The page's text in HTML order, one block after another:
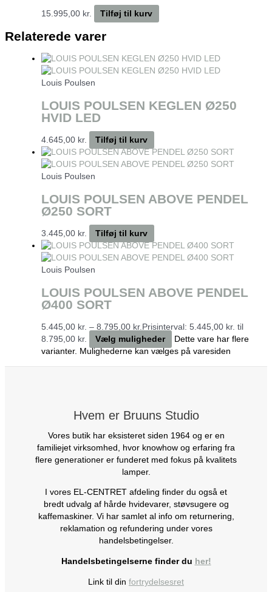
15.995,00 kr. Tilføj til kurv
Relaterede varer
Louis Poulsen
LOUIS POULSEN KEGLEN Ø250
HVID LED
4.645,00 kr. Tilføj til kurv
Louis Poulsen
LOUIS POULSEN ABOVE PENDEL
Ø250 SORT
3.445,00 kr. Tilføj til kurv
Louis Poulsen
LOUIS POULSEN ABOVE PENDEL
Ø400 SORT
5.445,00 kr. – 8.795,00 kr. Prisinterval: 5.445,00 kr. til
8.795,00 kr.
Vælg muligheder
Dette vare har flere
varianter. Mulighederne kan vælges på varesiden
Hvem er Bruuns Studio
Vores butik har eksisteret siden 1964 og er en
familiejet virksomhed, hvor knowhow og erfaring fra
flere generationer er funderet med fokus på kvalitets
lamper.
I vores EL-CENTRET afdeling finder du også et
bredt udvalg af hårde hvidevarer, støvsugere og
kaffemaskiner. Vi har samlet al info om returnering,
reklamation og refundering under vores
handelsbetingelser.
Handelsbetingelserne finder du her!
Link til din fortrydelsesret